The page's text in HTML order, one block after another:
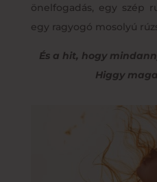
önelfogadás, egy szép
egy ragyogó mosolyú
És a hit, hogy
Higgy